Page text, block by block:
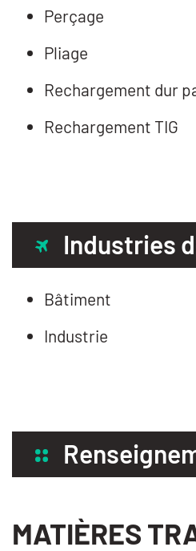
Perçage
Pliage
Rechargement dur
Rechargement TIG
Industries
Bâtiment
Industrie
MATIÈRES